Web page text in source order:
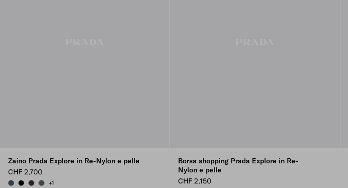
Zaino Prada Explore in Re-Nylon e pelle
CHF 2,700
AVIATION BLUE
BLACKSIENNASMOKY GRAY
+1
Borsa shopping Prada Explore in Re-
Nylon e pelle
CHF 2,150